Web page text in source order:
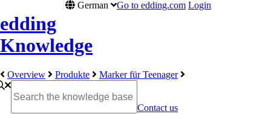
edding
Knowledge
German Go to edding.com Login
Overview Produkte Marker für Teenager
Contact us